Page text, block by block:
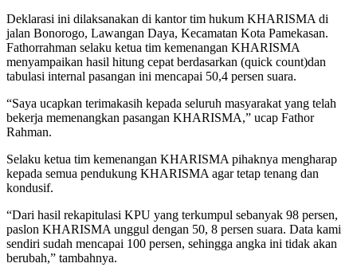
Deklarasi ini dilaksanakan di kantor tim hukum KHARISMA di
jalan Bonorogo, Lawangan Daya, Kecamatan Kota Pamekasan.
Fathorrahman selaku ketua tim kemenangan KHARISMA
menyampaikan hasil hitung cepat berdasarkan (quick count)dan
tabulasi internal pasangan ini mencapai 50,4 persen suara.
“Saya ucapkan terimakasih kepada seluruh masyarakat yang telah
bekerja memenangkan pasangan KHARISMA,” ucap Fathor
Rahman.
Selaku ketua tim kemenangan KHARISMA pihaknya mengharap
kepada semua pendukung KHARISMA agar tetap tenang dan
kondusif.
“Dari hasil rekapitulasi KPU yang terkumpul sebanyak 98 persen,
paslon KHARISMA unggul dengan 50, 8 persen suara. Data kami
sendiri sudah mencapai 100 persen, sehingga angka ini tidak akan
berubah,” tambahnya.